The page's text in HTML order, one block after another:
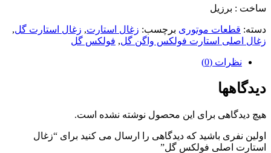
ساخت : برزیل
دسته: قطعات موتوری برچسب: زغال استارت, زغال استارت گل,
زغال اصلی استارت فولکس واگن گل, فولکس گل
نظرات (0)
دیدگاهها
هیچ دیدگاهی برای این محصول نوشته نشده است.
اولین نفری باشید که دیدگاهی را ارسال می کنید برای “زغال
استارت اصلی فولکس گل”